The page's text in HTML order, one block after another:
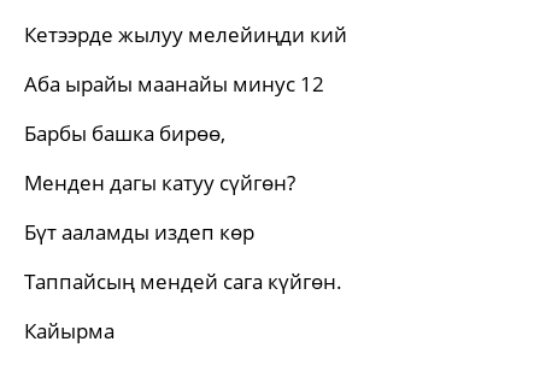
Кетээрде жылуу мелейиңди кий
Аба ырайы маанайы минус 12
Барбы башка бирөө,
Менден дагы катуу сүйгөн?
Бүт ааламды издеп көр
Таппайсың мендей сага күйгөн.
Кайырма